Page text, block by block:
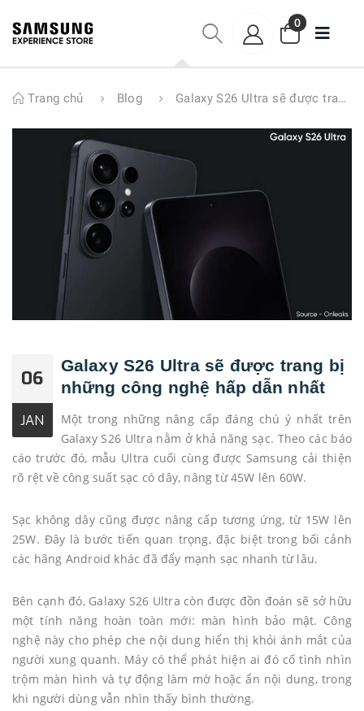
0
Trang chủ Blog Galaxy S26 Ultra sẽ được trang bị những công nghệ hấp dẫn nhất
06
JAN
Galaxy S26 Ultra sẽ được trang bị
những công nghệ hấp dẫn nhất
Một trong những nâng cấp đáng chú ý nhất trên
Galaxy S26 Ultra nằm ở khả năng sạc. Theo các báo
cáo trước đó, mẫu Ultra cuối cùng được Samsung cải thiện
rõ rệt về công suất sạc có dây, nâng từ 45W lên 60W.
Sạc không dây cũng được nâng cấp tương ứng, từ 15W lên
25W. Đây là bước tiến quan trọng, đặc biệt trong bối cảnh
các hãng Android khác đã đẩy mạnh sạc nhanh từ lâu.
Bên cạnh đó, Galaxy S26 Ultra còn được đồn đoán sẽ sở hữu
một tính năng hoàn toàn mới: màn hình bảo mật. Công
nghệ này cho phép che nội dung hiển thị khỏi ánh mắt của
người xung quanh. Máy có thể phát hiện ai đó cố tình nhìn
trộm màn hình và tự động làm mờ hoặc ẩn nội dung, trong
khi người dùng vẫn nhìn thấy bình thường.